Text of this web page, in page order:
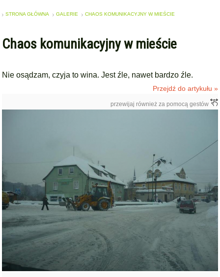
STRONA GŁÓWNA GALERIE CHAOS KOMUNIKACYJNY W MIEŚCIE
Chaos komunikacyjny w mieście
Nie osądzam, czyja to wina. Jest źle, nawet bardzo źle.
Przejdź do artykułu »
przewijaj również za pomocą gestów